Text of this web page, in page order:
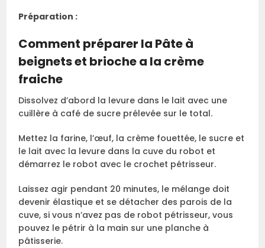
Préparation :
Comment préparer la Pâte à
beignets et brioche a la crème
fraiche
Dissolvez d’abord la levure dans le lait avec une
cuillère à café de sucre prélevée sur le total.
Mettez la farine, l’œuf, la crème fouettée, le sucre et
le lait avec la levure dans la cuve du robot et
démarrez le robot avec le crochet pétrisseur.
Laissez agir pendant 20 minutes, le mélange doit
devenir élastique et se détacher des parois de la
cuve, si vous n’avez pas de robot pétrisseur, vous
pouvez le pétrir à la main sur une planche à
pâtisserie.